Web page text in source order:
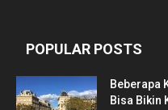
POPULAR POSTS
Beberapa
Bisa Bikin